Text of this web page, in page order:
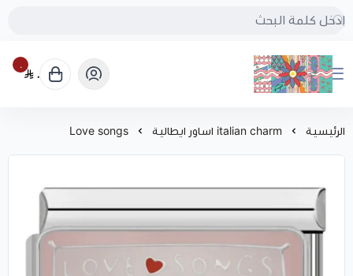
بُنجرة
٠
٠
الرئيسية italian charm اساور ايطالية Love songs